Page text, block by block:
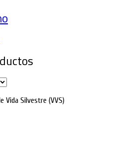
Vida Silvestre (VVS)